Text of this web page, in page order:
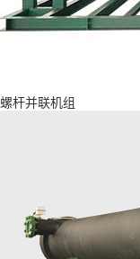
螺杆并联机组